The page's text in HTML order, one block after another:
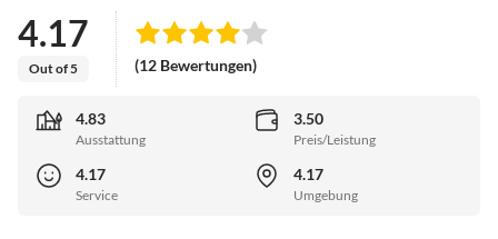
4.17
Out of 5 (12 Bewertungen)
4.83
Ausstattung
3.50
Preis/Leistung
4.17
Service
4.17
Umgebung